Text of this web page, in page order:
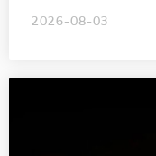
2026-08-03